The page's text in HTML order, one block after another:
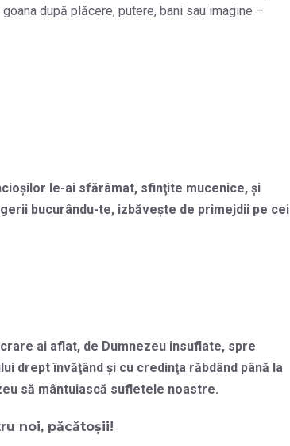
după plăcere, putere, bani sau imagine –
le-ai sfărâmat, sfinţite mucenice, şi
bucurându-te, izbăveşte de primejdii pe cei
ai aflat, de Dumnezeu insuflate, spre
drept învăţând şi cu credinţa răbdând până la
să mântuiască sufletele noastre.
noi, păcătoșii!